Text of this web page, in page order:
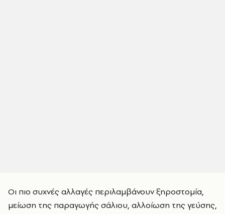
Οι πιο συχνές αλλαγές περιλαμβάνουν ξηροστομία,
μείωση της παραγωγής σάλιου, αλλοίωση της γεύσης,